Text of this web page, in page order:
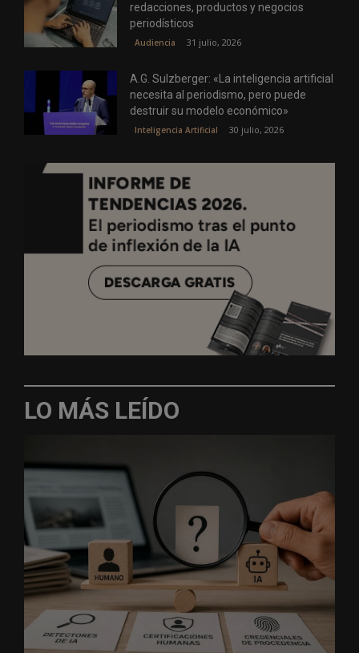
redacciones, productos y negocios
periodísticos
Audiencia 31 julio, 2026
A.G. Sulzberger: «La inteligencia artificial
necesita al periodismo, pero puede
destruir su modelo económico»
Inteligencia Artificial 30 julio, 2026
LO MÁS LEÍDO